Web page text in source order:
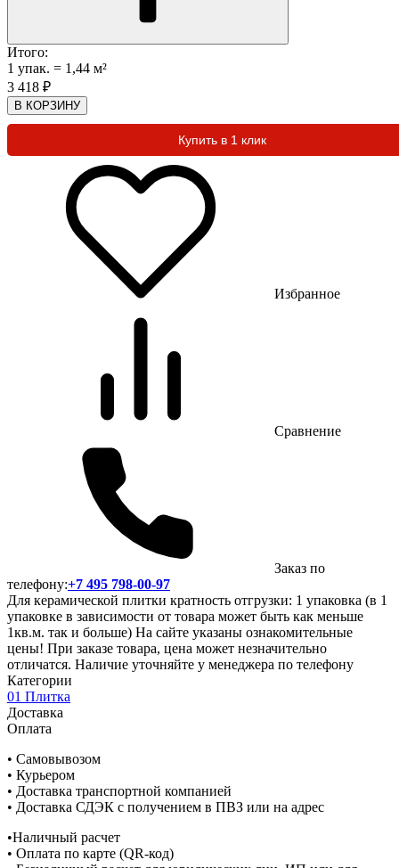
Итого:
1 упак. = 1,44 м²
3 418 ₽
В КОРЗИНУ
Купить в 1 клик
Избранное
Сравнение
Заказ по
телефону:+7 495 798-00-97
Для керамической плитки кратность отгрузки: 1 упаковка (в 1
упаковке в зависимости от товара может быть как меньше
1кв.м. так и больше) На сайте указаны ознакомительные
цены! При заказе товара, цена может незначительно
отличатся. Наличие уточняйте у менеджера по телефону
Категории
01 Плитка
Доставка
Оплата
• Самовывозом
• Курьером
• Доставка транспортной компанией
• Доставка СДЭК с получением в ПВЗ или на адрес
•Наличный расчет
• Оплата по карте (QR-код)